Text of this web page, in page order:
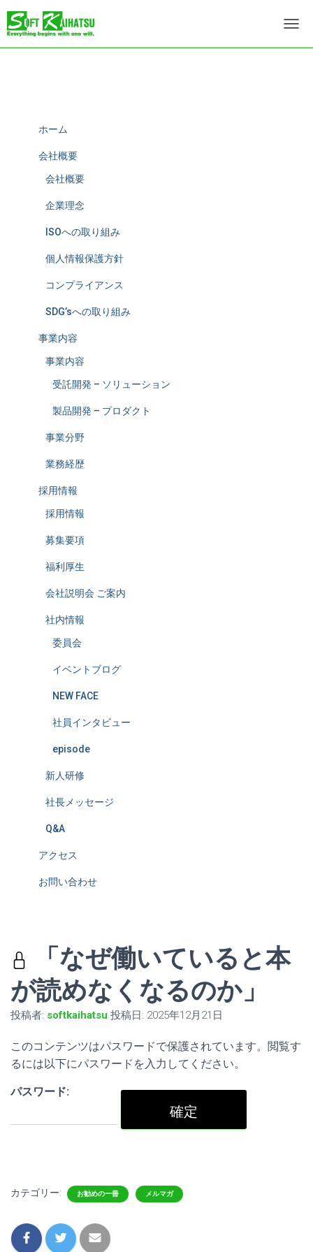
ビ
ホーム
会社概要
会社概要
企業理念
ISOへの取り組み
個人情報保護方針
コンプライアンス
SDG’sへの取り組み
事業内容
事業内容
受託開発 – ソリューション
製品開発 – プロダクト
事業分野
業務経歴
採用情報
採用情報
募集要項
福利厚生
会社説明会 ご案内
社内情報
委員会
イベントブログ
NEW FACE
社員インタビュー
episode
新人研修
社長メッセージ
Q&A
アクセス
お問い合わせ
「なぜ働いていると本
が読めなくなるのか」
投稿者: softkaihatsu 投稿日: 2025年12月21日
このコンテンツはパスワードで保護されています。閲覧す
るには以下にパスワードを入力してください。
パスワード:
カテゴリー: お勧めの一冊 メルマガ